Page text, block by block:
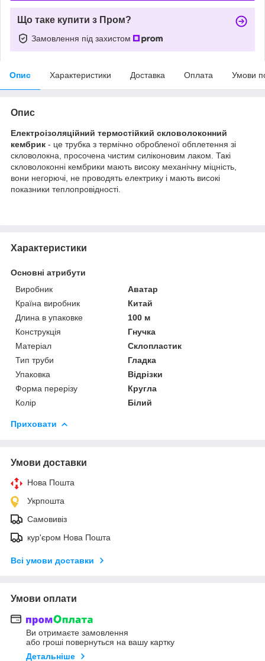
Що таке купити з Пром?
Замовлення під захистом
Опис Характеристики Доставка Оплата Умови
Опис
Електроізоляційний термостійкий скловолоконний
кембрик - це трубка з термічно обробленої обплетення зі
скловолокна, просочена чистим силіконовим лаком. Такі
скловолоконні кембрики мають високу механічну міцність,
вони негорючі, не проводять електрику і мають високі
показники теплопровідності.
Характеристики
Основні атрибути
Виробник
Аватар
Країна виробник
Китай
Длина в упаковке
100 м
Конструкція
Гнучка
Матеріал
Склопластик
Тип труби
Гладка
Упаковка
Відрізки
Форма перерізу
Кругла
Колір
Білий
Приховати
Умови доставки
Нова Пошта
Укрпошта
Самовивіз
кур'єром Нова Пошта
Всі умови доставки
Умови оплати
Ви отримаєте замовлення
або гроші повернуться на вашу картку
Детальніше